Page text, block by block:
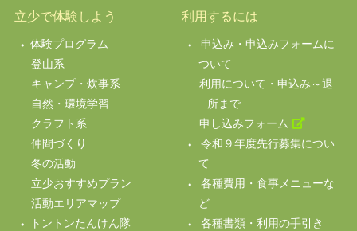
立少で体験しよう
体験プログラム
登山系
キャンプ・炊事系
自然・環境学習
クラフト系
仲間づくり
冬の活動
立少おすすめプラン
活動エリアマップ
トントンたんけん隊
利用するには
申込み・申込みフォームに
ついて
利用について・申込み～退
所まで
申し込みフォーム
令和９年度先行募集につい
て
各種費用・食事メニューな
ど
各種書類・利用の手引き